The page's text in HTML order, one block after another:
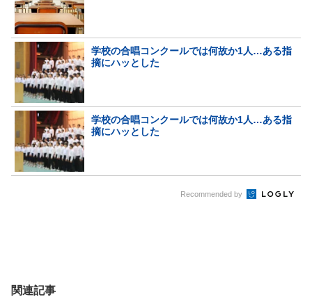
学校の合唱コンクールでは何故か1人…ある指
摘にハッとした
学校の合唱コンクールでは何故か1人…ある指
摘にハッとした
Recommended by
関連記事